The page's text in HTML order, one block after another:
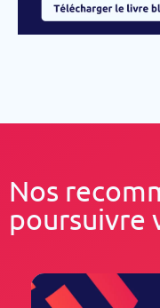
Nos
poursuivre